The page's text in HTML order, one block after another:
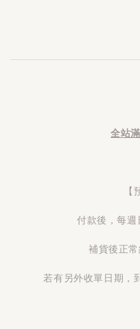
全站
【
付款後，每週
補貨後正
若有另外收單日期，